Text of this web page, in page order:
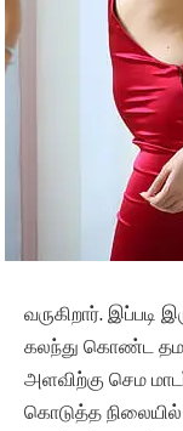
வருகிறார்.
கலந்து கொண்ட
அளவிற்கு செம
கொடுத்த